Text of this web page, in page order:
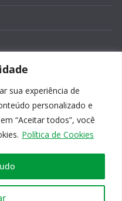
sua experiência de
personalizado e
“Aceitar todos”, você
Política de Cookies
os direitos reservados.